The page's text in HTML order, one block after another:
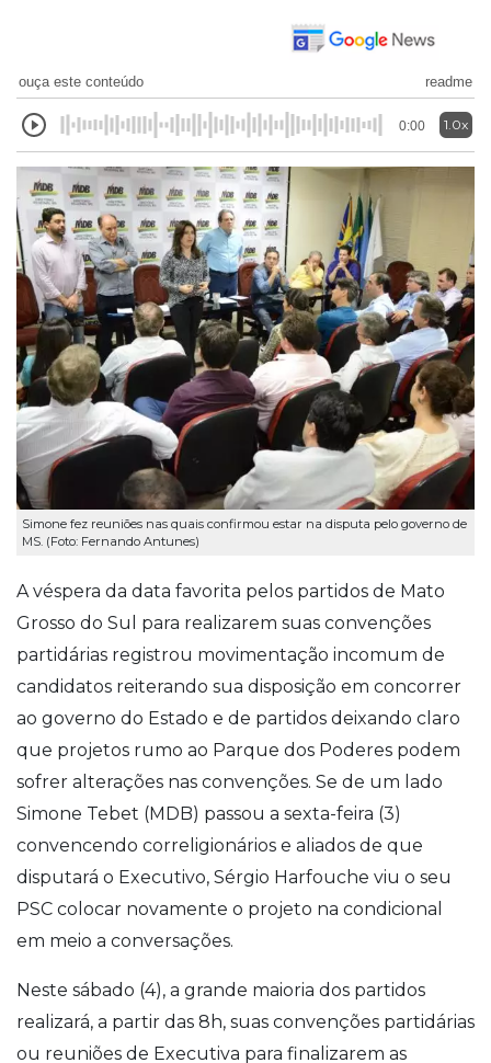
ouça este conteúdo readme
0:00 1.0x
Simone fez reuniões nas quais confirmou estar na disputa pelo governo de
MS. (Foto: Fernando Antunes)
A véspera da data favorita pelos partidos de Mato
Grosso do Sul para realizarem suas convenções
partidárias registrou movimentação incomum de
candidatos reiterando sua disposição em concorrer
ao governo do Estado e de partidos deixando claro
que projetos rumo ao Parque dos Poderes podem
sofrer alterações nas convenções. Se de um lado
Simone Tebet (MDB) passou a sexta-feira (3)
convencendo correligionários e aliados de que
disputará o Executivo, Sérgio Harfouche viu o seu
PSC colocar novamente o projeto na condicional
em meio a conversações.
Neste sábado (4), a grande maioria dos partidos
realizará, a partir das 8h, suas convenções partidárias
ou reuniões de Executiva para finalizarem as